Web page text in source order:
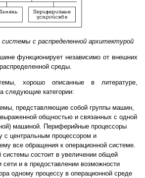
с распределенной архитектурой
функционирует независимо от внешних
среды.
хорошо описанные в литературе,
следующие категории:
представляющие собой группы машин,
общностью и связанных с одной
машиной. Периферийные процессоры
с центральным процессором и
все обращения к операционной системе.
системы состоит в увеличении общей
сети и в предоставлении возможности
одному процессу в операционной среде